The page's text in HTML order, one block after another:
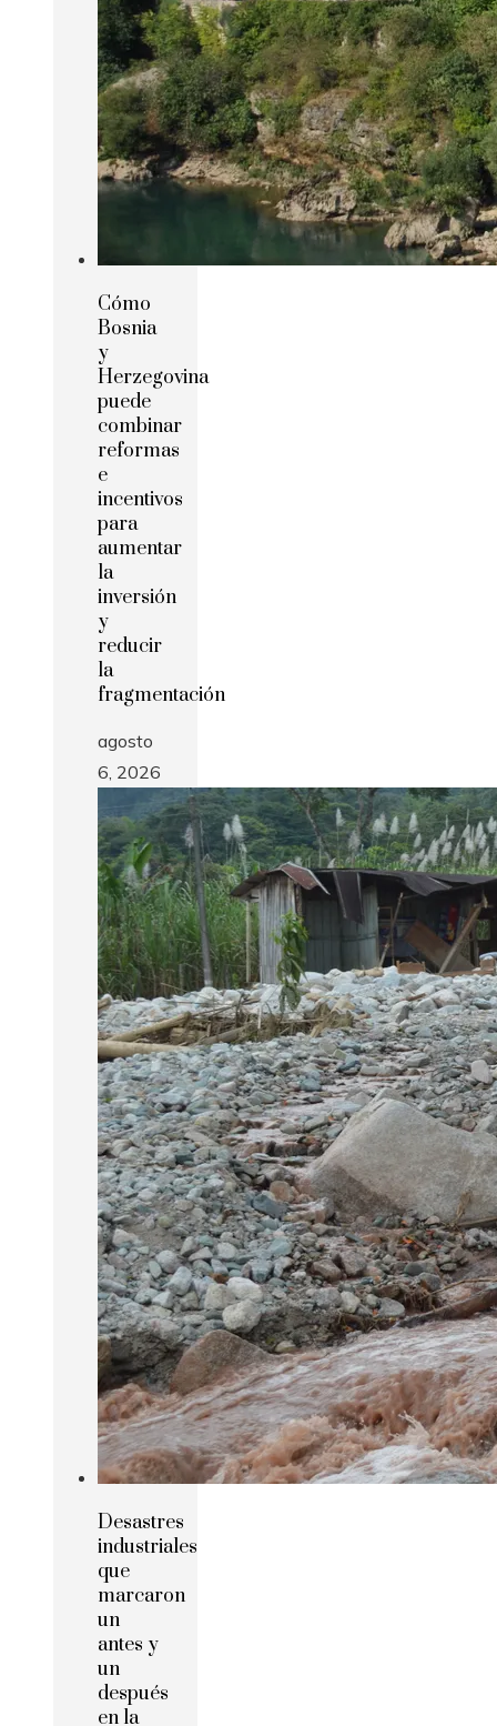
Cómo
Bosnia
y
Herzegovina
puede
combinar
reformas
e
incentivos
para
aumentar
la
inversión
y
reducir
la
fragmentación
agosto
6, 2026
Desastres
industriales
que
marcaron
un
antes y
un
después
en la